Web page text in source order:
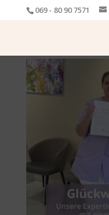
069 - 80 90 7571